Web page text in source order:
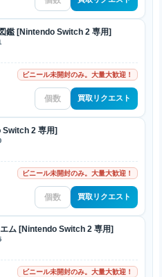
鑑 [Nintendo Switch 2 専用]
ビニール未開封のみ。大量大歓迎！
買取リクエスト
2 専用]
ビニール未開封のみ。大量大歓迎！
買取リクエスト
ム [Nintendo Switch 2 専用]
ビニール未開封のみ。大量大歓迎！